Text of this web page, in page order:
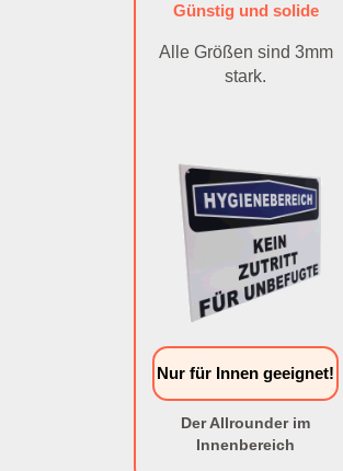
Günstig und solide
Alle Größen sind 3mm
stark.
Nur für Innen geeignet!
Der Allrounder im
Innenbereich